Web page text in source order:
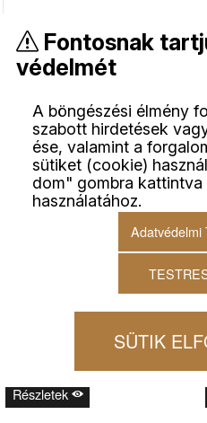
SÍN+UNIVERZÁLIS POLC)
Részletek
Fontosnak
védelmét
A böngészési élmény
szabott hirdetések
ése, valamint a
sütiket (cookie)
dom" gombra kattintva
használatához.
Adatvédelmi
SÜTIK